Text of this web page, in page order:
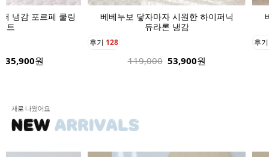
냉감 포르페 쿨링
트
135,900원
베베누보 닿자마자 시원한 하이퍼닉
듀라론 냉감
후기 128
119,000 53,900원
후